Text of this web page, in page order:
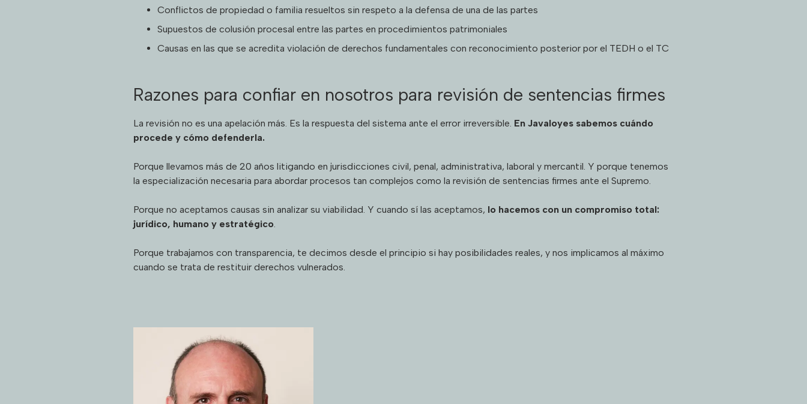
Conflictos de propiedad o familia resueltos sin respeto a la defensa de una de las partes
Supuestos de colusión procesal entre las partes en procedimientos patrimoniales
Causas en las que se acredita violación de derechos fundamentales con reconocimiento posterior por el TEDH o el TC
Razones para confiar en nosotros para revisión de sentencias firmes
La revisión no es una apelación más. Es la respuesta del sistema ante el error irreversible. En Javaloyes sabemos cuándo
procede y cómo defenderla.
Porque llevamos más de 20 años litigando en jurisdicciones civil, penal, administrativa, laboral y mercantil. Y porque tenemos
la especialización necesaria para abordar procesos tan complejos como la revisión de sentencias firmes ante el Supremo.
Porque no aceptamos causas sin analizar su viabilidad. Y cuando sí las aceptamos, lo hacemos con un compromiso total:
jurídico, humano y estratégico.
Porque trabajamos con transparencia, te decimos desde el principio si hay posibilidades reales, y nos implicamos al máximo
cuando se trata de restituir derechos vulnerados.